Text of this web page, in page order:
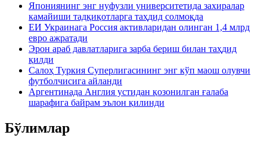
Япониянинг энг нуфузли университетида захиралар
камайиши тадқиқотларга таҳдид солмоқда
ЕИ Украинага Россия активларидан олинган 1,4 млрд
евро ажратади
Эрон араб давлатларига зарба бериш билан таҳдид
қилди
Салоҳ Туркия Суперлигасининг энг кўп маош олувчи
футболчисига айланди
Аргентинада Англия устидан қозонилган ғалаба
шарафига байрам эълон қилинди
Бўлимлар